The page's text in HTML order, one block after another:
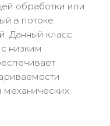
обработки или
в потоке
Данный класс
низким
механических